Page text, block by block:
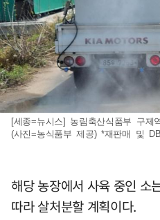
[세종=뉴시스] 농림축산식품부 구
(사진=농식품부 제공) *재판매 및
해당 농장에서 사육 중인 소
따라 살처분할 계획이다.